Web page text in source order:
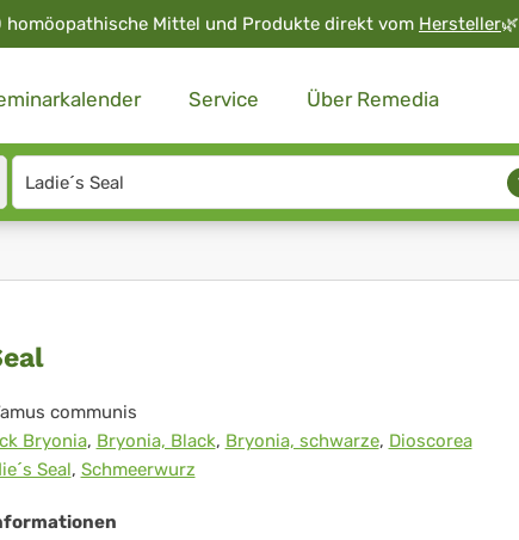
homöopathische Mittel und Produkte direkt vom Hersteller🌿
Service Über Remedia
Site
search
communis
Bryonia, Bryonia, Black, Bryonia, schwarze, Dioscorea
Seal, Schmeerwurz